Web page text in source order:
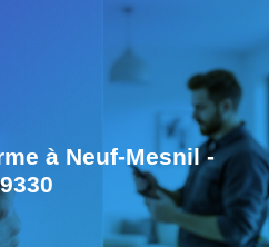
à Neuf-Mesnil -